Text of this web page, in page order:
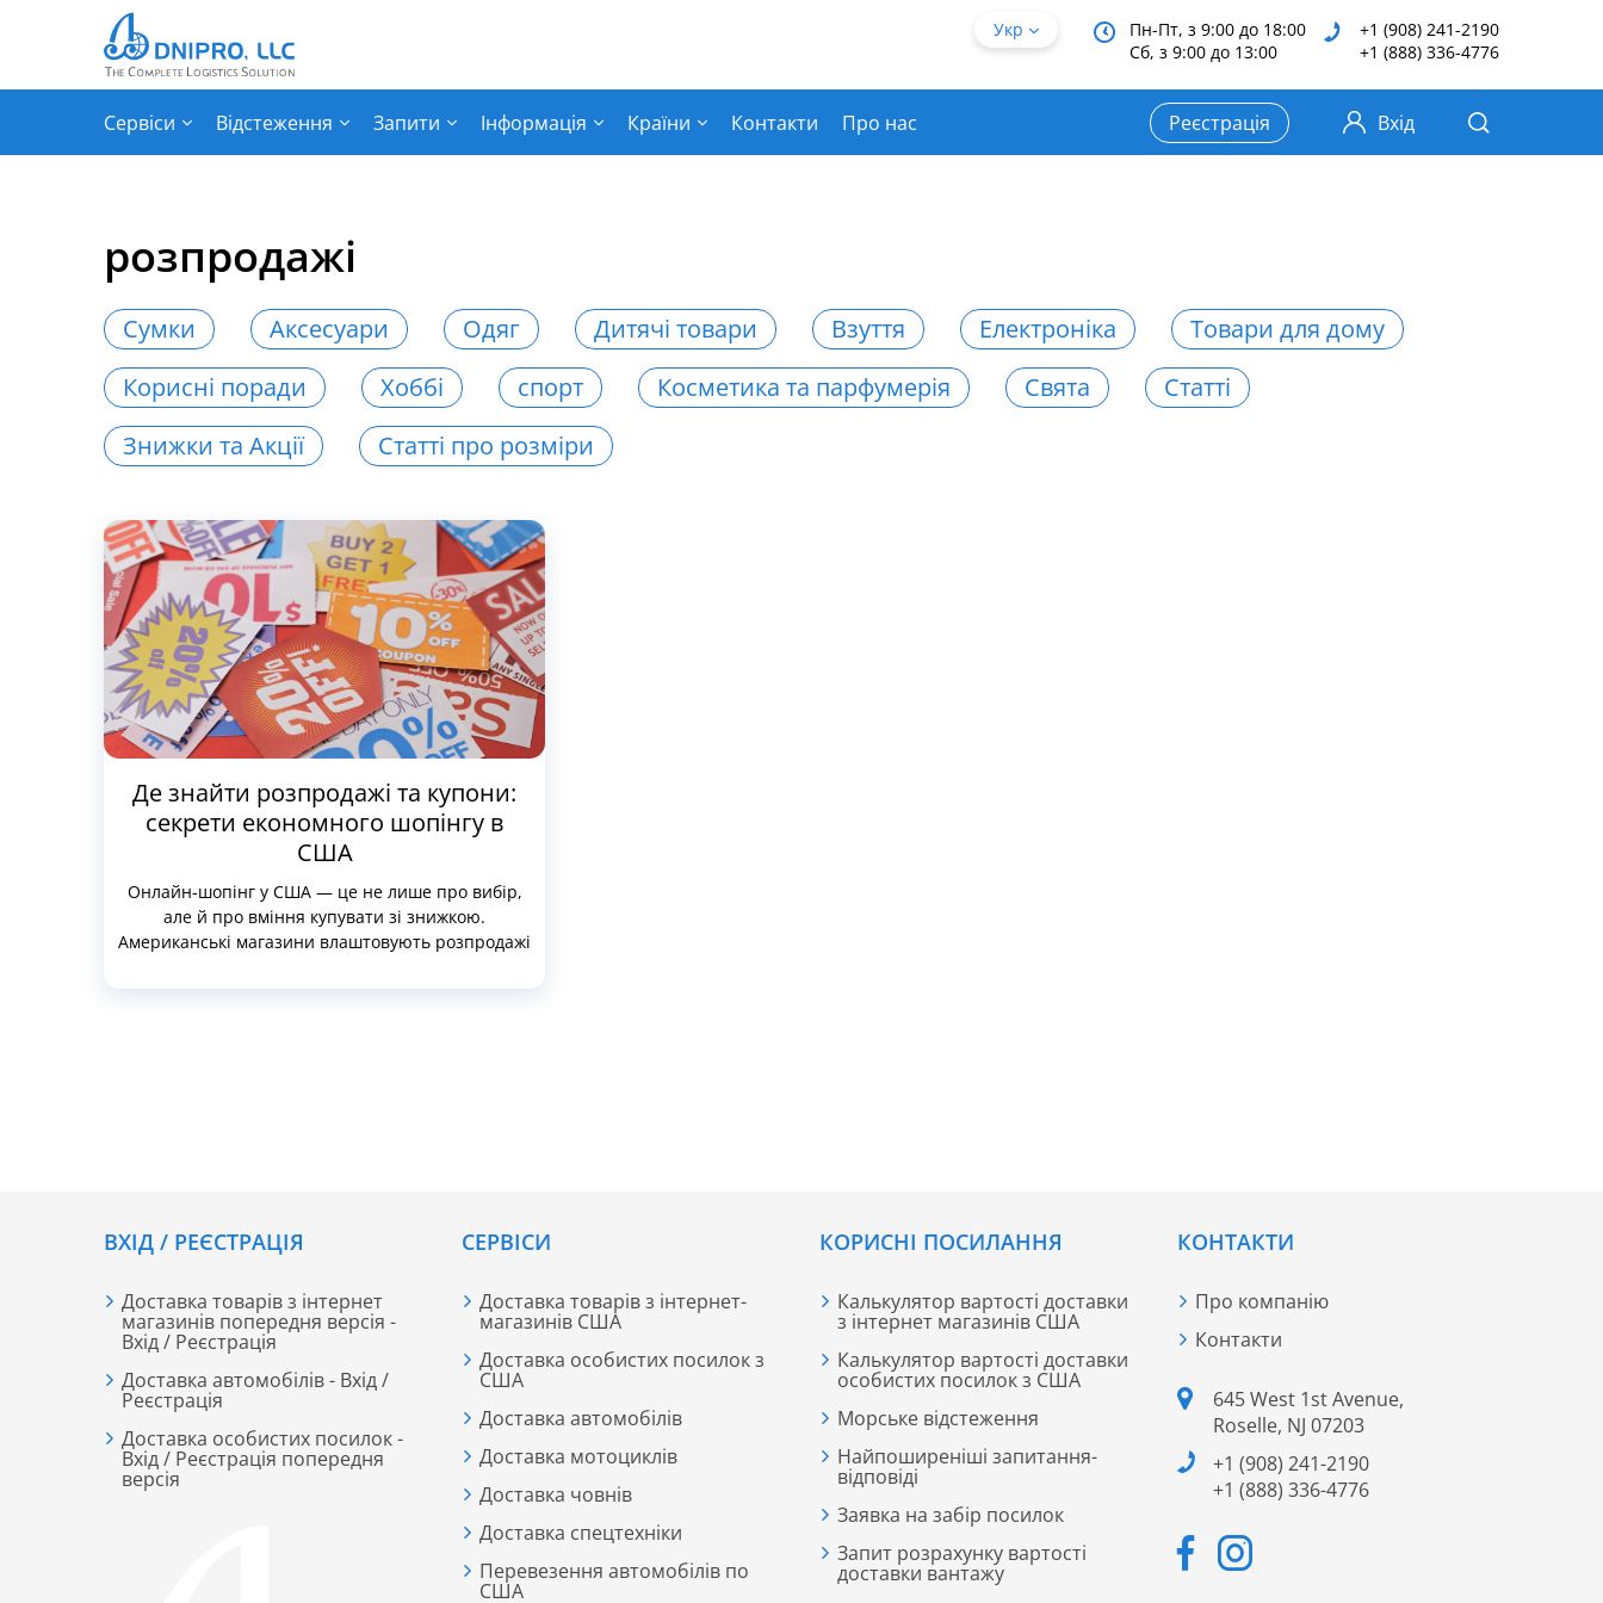
розпродажі
Сумки Аксесуари Одяг Дитячі товари Взуття Електроніка
Товари для дому
Корисні поради
Хоббі спорт Косметика та парфумерія Свята
Статті
Знижки та Акції
Статті про розміри
Де знайти розпродажі та купони:
секрети економного шопінгу в
США
Онлайн-шопінг у США — це не лише про вибір,
але й про вміння купувати зі знижкою.
Американські магазини влаштовують розпродажі
час зміни колекцій, а іноді — просто посеред
Укр
Пн-Пт, з 9:00 до 18:00
Сб, з 9:00 до 13:00
+1 (908) 241-2190
+1 (888) 336-4776
Сервіси Відстеження Запити Інформація Країни Контакти Про нас Реєстрація Вхід
ВХІД / РЕЄСТРАЦІЯ
Доставка товарів з інтернет
магазинів попередня версія -
Вхід / Реєстрація
Доставка автомобілів - Вхід /
Реєстрація
Доставка особистих посилок -
Вхід / Реєстрація попередня
версія
CЕРВІСИ
Доставка товарів з інтернет-
магазинів США
Доставка особистих посилок з
США
Доставка автомобілів
Доставка мотоциклів
Доставка човнів
Доставка спецтехніки
Перевезення автомобілів по
США
КОРИСНІ ПОСИЛАННЯ
Калькулятор вартості доставки
з інтернет магазинів США
Калькулятор вартості доставки
особистих посилок з США
Морське відстеження
Найпоширеніші запитання-
відповіді
Заявка на забір посилок
Запит розрахунку вартості
доставки вантажу
КОНТАКТИ
Про компанію
Контакти
645 West 1st Avenue,
Roselle, NJ 07203
+1 (908) 241-2190
+1 (888) 336-4776